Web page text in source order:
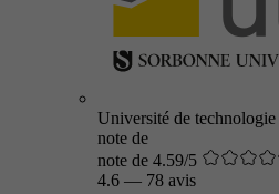
Université de
note de
note de 4.59/5
4.6 — 78 avis